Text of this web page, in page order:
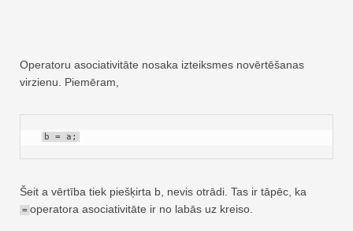
Operatoru asociativitāte nosaka izteiksmes novērtēšanas
virzienu. Piemēram,
b = a;
Šeit a vērtība tiek piešķirta b, nevis otrādi. Tas ir tāpēc, ka
= operatora asociativitāte ir no labās uz kreiso.